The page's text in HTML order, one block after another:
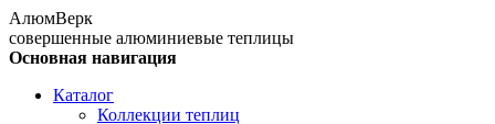
АлюмВерк
совершенные алюминиевые теплицы
Основная навигация
Каталог
Коллекции теплиц